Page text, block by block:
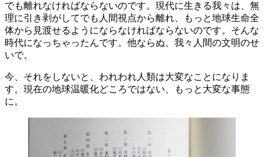
でも離れなければならないのです。現代に生きる我々は、無
理に引き剥がしてでも人間視点から離れ、もっと地球生命全
体から見渡せるようにならなければならないのです。そんな
時代になっちゃったんです。他ならぬ、我々人間の文明のせ
いで。
今、それをしないと、われわれ人類は大変なことになりま
す。現在の地球温暖化どころではない、もっと大変な事態
に。